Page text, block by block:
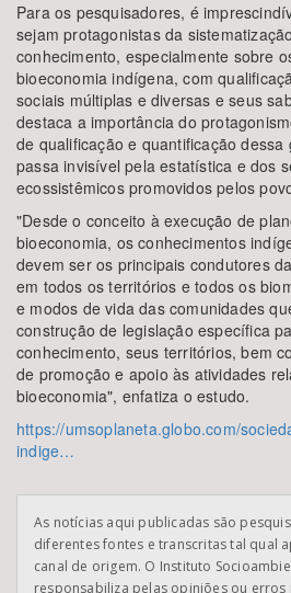
Para os pesquisadores, é
sejam protagonistas da
conhecimento, especialmente sobre
bioeconomia indígena, com
sociais múltiplas e diversas e seus
destaca a importância do
de qualificação e quantificação
passa invisível pela estatística e dos
ecossistêmicos promovidos pelos
"Desde o conceito à execução de
bioeconomia, os conhecimentos
devem ser os principais condutores
em todos os territórios e todos os
e modos de vida das comunidades
construção de legislação específica
conhecimento, seus territórios, bem
de promoção e apoio às atividades
bioeconomia", enfatiza o estudo.
https://umsoplaneta.globo.com/
indige…
As notícias aqui publicadas são
diferentes fontes e transcritas tal qual
canal de origem. O Instituto
responsabiliza pelas opiniões ou